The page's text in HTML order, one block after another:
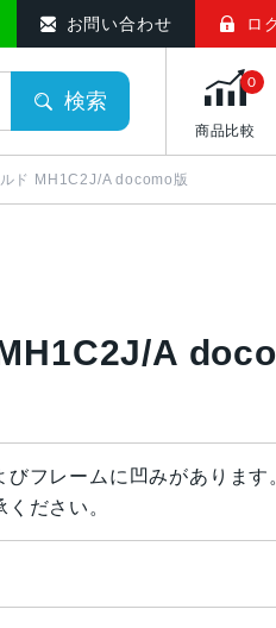
お問い合わせ ロ
検索
商品比較
0
ド MH1C2J/A docomo版
A
フレームに凹みがあります
ださい。